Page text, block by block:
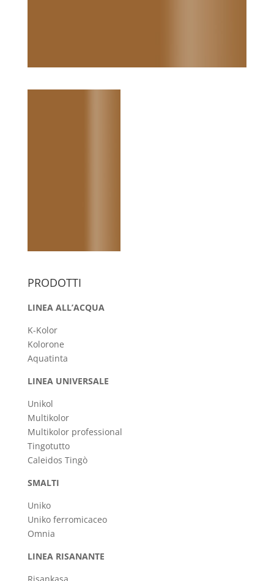
PRODOTTI
LINEA ALL’ACQUA
K-Kolor
Kolorone
Aquatinta
LINEA UNIVERSALE
Unikol
Multikolor
Multikolor professional
Tingotutto
Caleidos Tingò
SMALTI
Uniko
Uniko ferromicaceo
Omnia
LINEA RISANANTE